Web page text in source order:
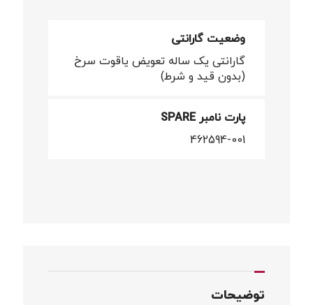
وضعیت گارانتی
گارانتی یک ساله تعویض یاقوت سرخ
(بدون قید و شرط)
پارت نامبر SPARE
462594-001
توضیحات